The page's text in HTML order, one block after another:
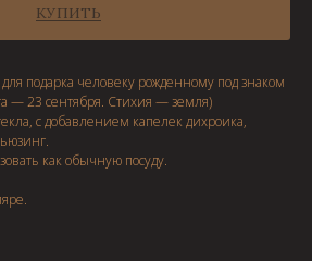
КУПИТЬ
подарка человеку рожденному под знаком
— 23 сентября. Стихия — земля)
с добавлением капелек дихроика,
как обычную посуду.